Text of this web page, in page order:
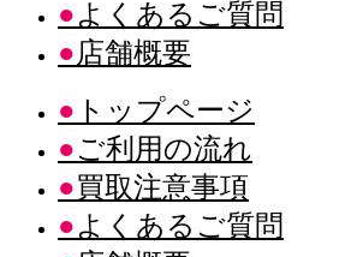
よくあるご質問
店舗概要
トップページ
ご利用の流れ
買取注意事項
よくあるご質問